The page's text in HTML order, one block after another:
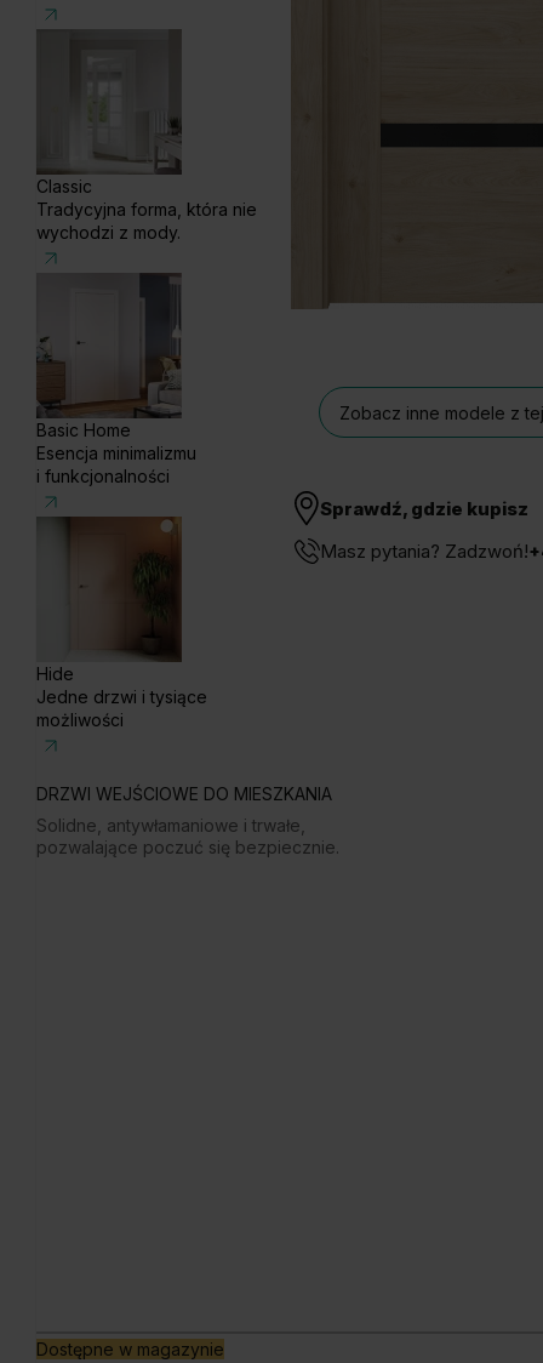
Classic
Tradycyjna forma, która nie
wychodzi z mody.
Basic Home
Esencja minimalizmu
i funkcjonalności
Hide
Jedne drzwi i tysiące
możliwości
DRZWI WEJŚCIOWE DO MIESZKANIA
Solidne, antywłamaniowe i trwałe,
pozwalające poczuć się bezpiecznie.
Dostępne w magazynie
Zobacz inne modele z tej
Sprawdź, gdzie kupisz
Masz pytania? Zadzwoń!